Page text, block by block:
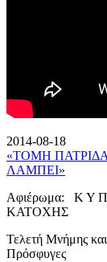
2014-08-18
«ΤΟΜΗ
ΛΑΜΠΕΙ»
Αφιέρωμα: Κ Υ
ΚΑΤΟΧΗΣ
Τελετή Μνήμης
Πρόσφυγες